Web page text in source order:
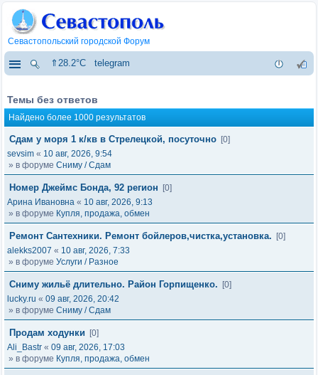
Севастопольский городской Форум
⇑28.2°C telegram
Темы без ответов
Найдено более 1000 результатов
Сдам у моря 1 к/кв в Стрелецкой, посуточно [0]
sevsim « 10 авг, 2026, 9:54
» в форуме Сниму / Сдам
Номер Джеймс Бонда, 92 регион
[0]
Арина Ивановна « 10 авг, 2026, 9:13
» в форуме Купля, продажа, обмен
Ремонт Сантехники. Ремонт бойлеров,чистка,установка.
[0]
alekks2007 « 10 авг, 2026, 7:33
» в форуме Услуги / Разное
Сниму жильё длительно. Район Горпищенко.
[0]
lucky.ru « 09 авг, 2026, 20:42
» в форуме Сниму / Сдам
Продам ходунки
[0]
Ali_Bastr « 09 авг, 2026, 17:03
» в форуме Купля, продажа, обмен